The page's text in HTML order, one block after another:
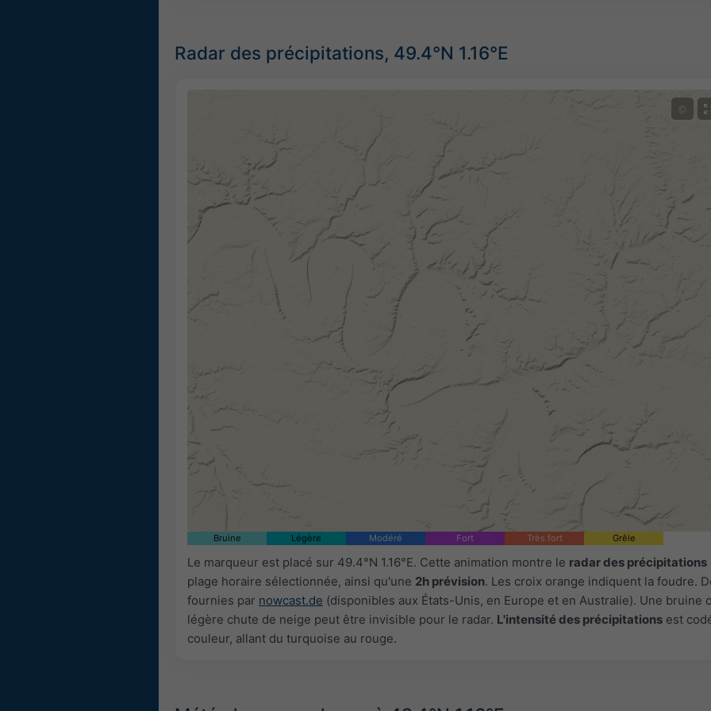
Radar des précipitations, 49.4°N 1.16°E
©
Bruine Légère Modéré Fort Très fort Grêle
Le marqueur est placé sur 49.4°N 1.16°E. Cette animation montre le radar des précipitations
plage horaire sélectionnée, ainsi qu'une 2h prévision. Les croix orange indiquent la foudre.
fournies par nowcast.de (disponibles aux États-Unis, en Europe et en Australie). Une bruine
légère chute de neige peut être invisible pour le radar. L'intensité des précipitations est
couleur, allant du turquoise au rouge.